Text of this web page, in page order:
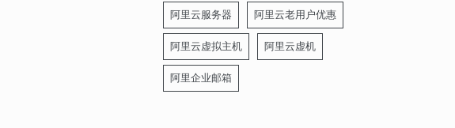
阿里云服务器 阿里云老用户优惠
阿里云虚拟主机 阿里云虚机
阿里企业邮箱